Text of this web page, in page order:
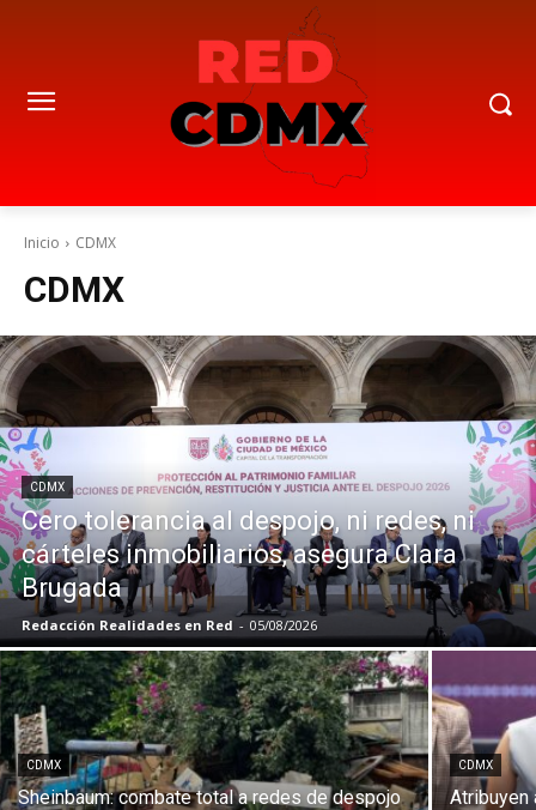
Inicio CDMX
CDMX
CDMX
Cero tolerancia al despojo, ni redes, ni
cárteles inmobiliarios, asegura Clara
Brugada
Redacción Realidades en Red - 05/08/2026
CDMX
Sheinbaum: combate total a redes de despojo
CDMX
Atribuyen